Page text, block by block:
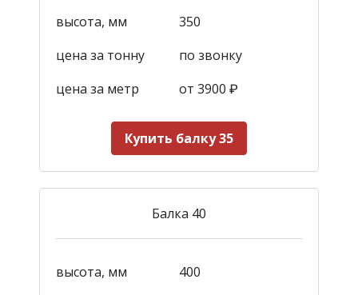
высота, мм
350
цена за тонну
по звонку
цена за метр
от 3900 ₽
Купить балку 35
Балка 40
высота, мм 400